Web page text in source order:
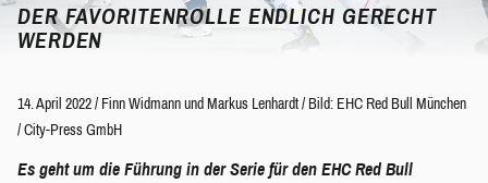
DER FAVORITENROLLE ENDLICH GERECHT
WERDEN
14. April 2022 / Finn Widmann und Markus Lenhardt / Bild: EHC Red Bull München
/ City-Press GmbH
Es geht um die Führung in der Serie für den EHC Red Bull